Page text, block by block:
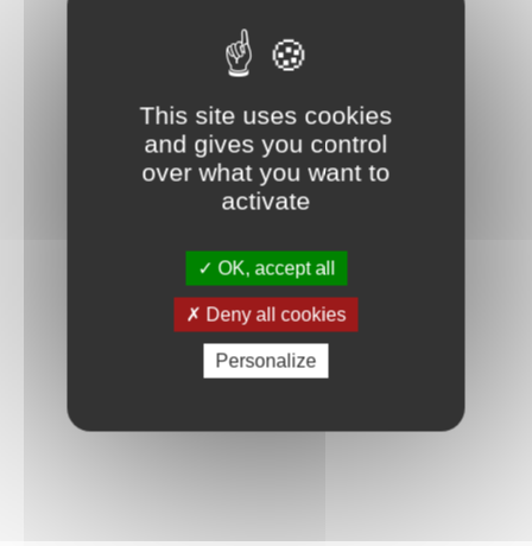
This site uses cookies
and gives you control
over what you want to
activate
OK, accept all
Deny all cookies
Personalize